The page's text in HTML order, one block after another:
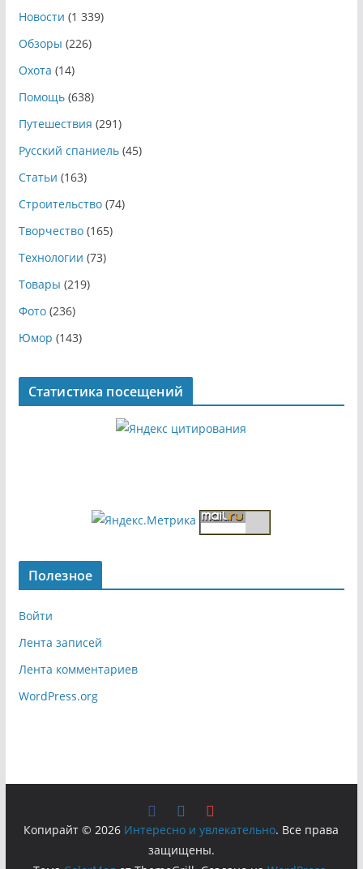
Новости (1 339)
Обзоры (226)
Охота (14)
Помощь(638)
Путешествия (291)
Русский спаниель(45)
Статьи (163)
Строительство(74)
Творчество(165)
Технологии (73)
Товары (219)
Фото(236)
Юмор (143)
Статистика посещений
Полезное
Войти
Лента записей
Лента комментариев
WordPress.org
Копирайт © 2026 Интересно и увлекательно. Все права
защищены.